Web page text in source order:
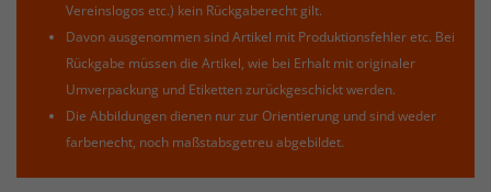
Vereinslogos etc.) kein Rückgaberecht gilt.
Davon ausgenommen sind Artikel mit Produktionsfehler etc. Bei
Rückgabe müssen die Artikel, wie bei Erhalt mit originaler
Umverpackung und Etiketten zurückgeschickt werden.
Die Abbildungen dienen nur zur Orientierung und sind weder
farbenecht, noch maßstabsgetreu abgebildet.